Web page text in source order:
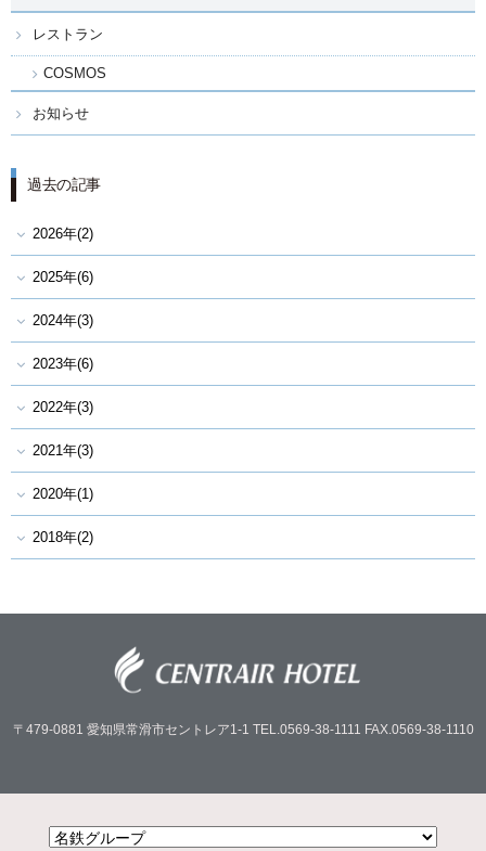
レストラン
COSMOS
お知らせ
過去の記事
2026年(2)
2025年(6)
2024年(3)
2023年(6)
2022年(3)
2021年(3)
2020年(1)
2018年(2)
〒479-0881 愛知県常滑市セントレア1-1 TEL.0569-38-1111 FAX.0569-38-1110